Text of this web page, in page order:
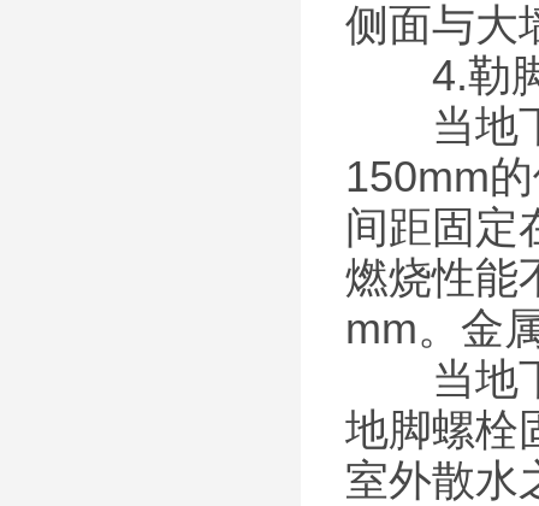
侧面与大
4.勒
当地下
150mm
间距固定
燃烧性能
mm。金
当地下
地脚螺栓
室外散水